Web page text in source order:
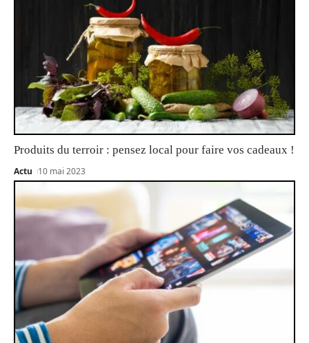
Produits du terroir : pensez local pour faire vos cadeaux !
Actu 10 mai 2023